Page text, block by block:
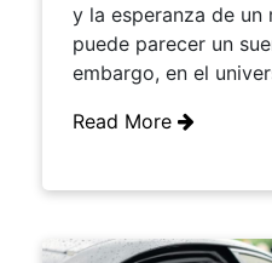
y la esperanza de un
puede parecer un
embargo, en el
Read More